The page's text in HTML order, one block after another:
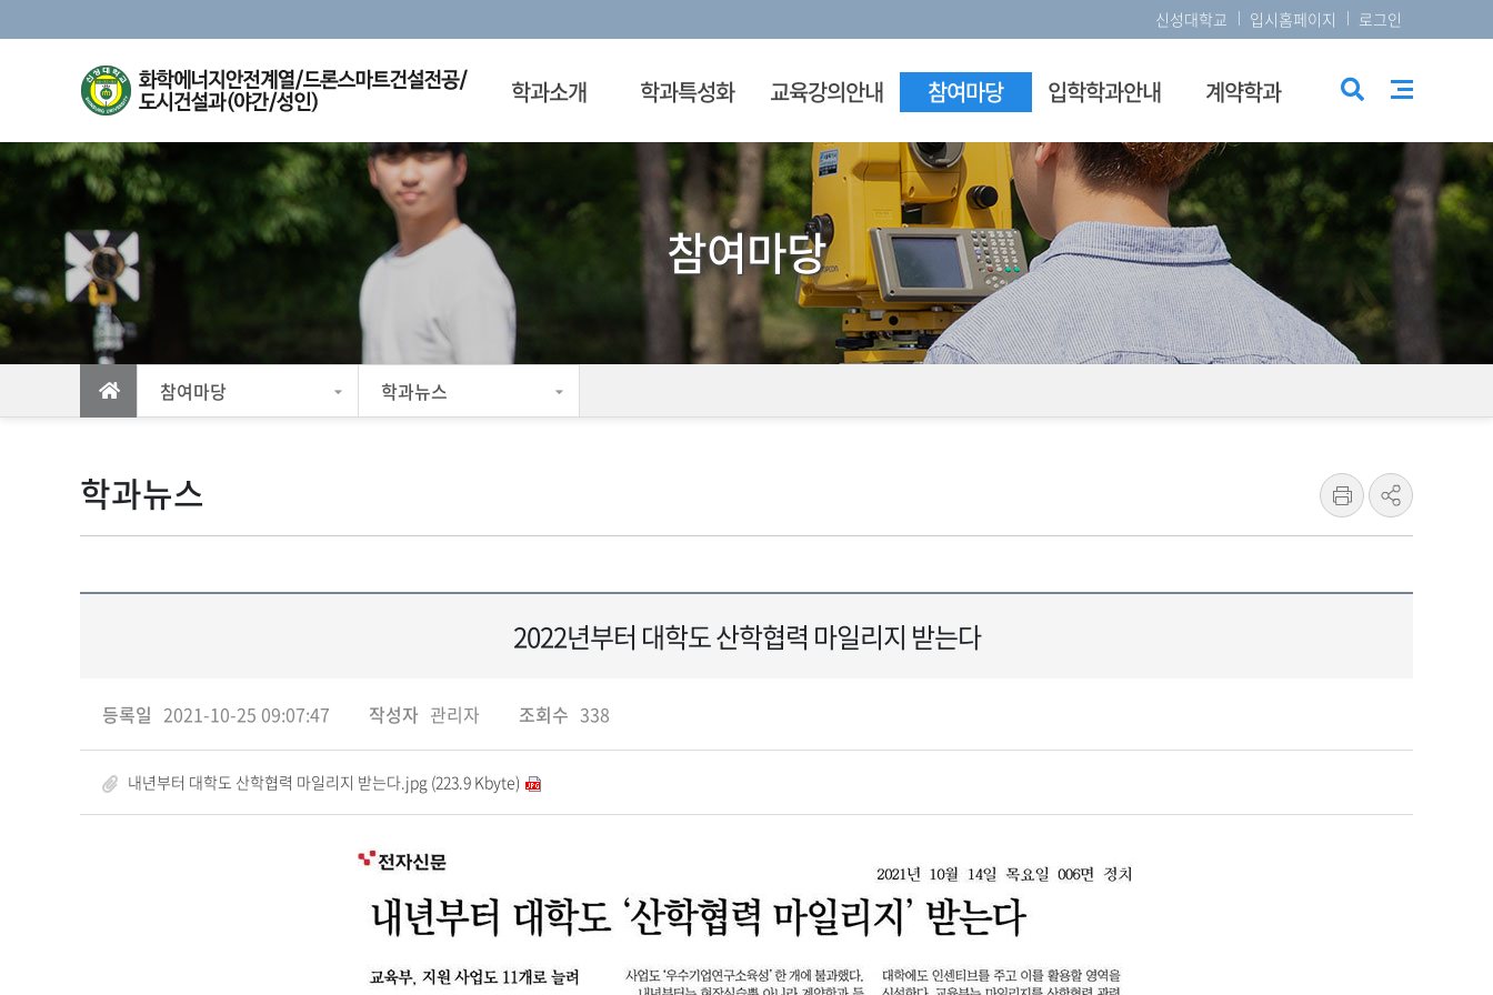
신성대학교 입시홈페이지 로그인
학과소개 학과특성화 교육강의안내 참여마당 입학학과안내 계약학과
참여마당
참여마당 학과뉴스
학과뉴스
2022년부터 대학도 산학협력 마일리지 받는다
등록일 2021-10-25 09:07:47 작성자 관리자 조회수 338
내년부터 대학도 산학협력 마일리지 받는다.jpg (223.9 Kbyte)